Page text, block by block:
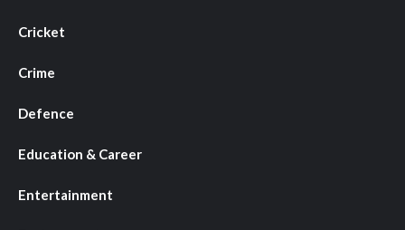
Cricket
Crime
Defence
Education & Career
Entertainment